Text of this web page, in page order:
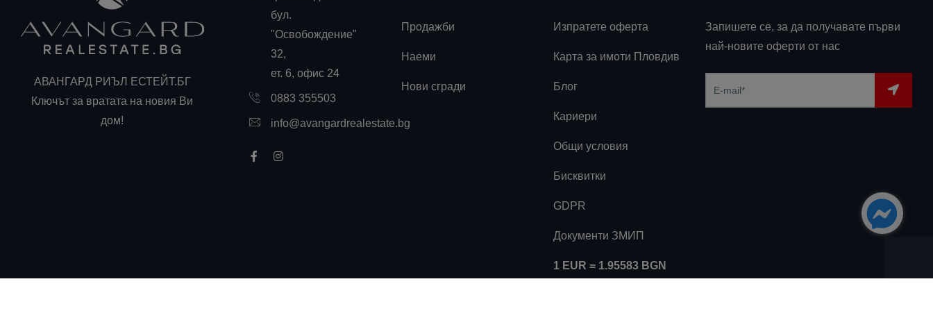
АВАНГАРД РИЪЛ ЕСТЕЙТ.БГ
Ключът за вратата на новия Ви
дом!
бул.
"Освобождение"
32,
ет. 6, офис 24
0883 355503
info@avangardrealestate.bg
Продажби
Наеми
Нови сгради
Изпратете оферта
Карта за имоти Пловдив
Блог
Кариери
Общи условия
Бисквитки
GDPR
Документи ЗМИП
1 EUR = 1.95583 BGN
Запишете се, за да получавате първи
най-новите оферти от нас